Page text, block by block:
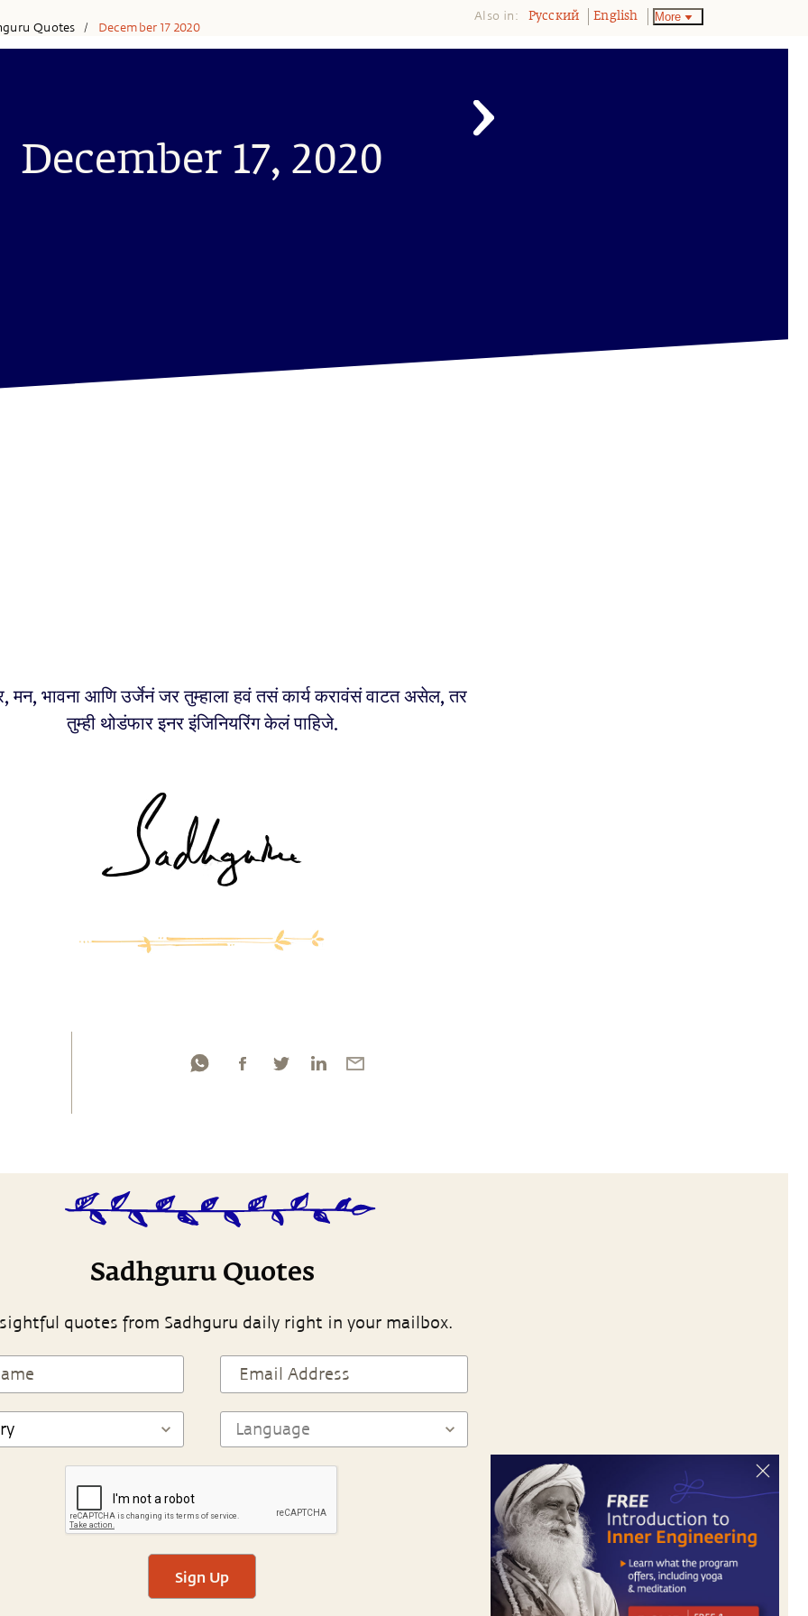
Quotes / December 17 2020
Also in: Pусский English More
December 17, 2020
मन, भावना आणि उर्जेनं जर तुम्हाला हवं तसं कार्य करावंसं वाटत असेल, तर
तुम्ही थोडंफार इनर इंजिनियरिंग केलं पाहिजे.
Sadhguru Quotes
quotes from Sadhguru daily right in your mailbox.
Sign Up